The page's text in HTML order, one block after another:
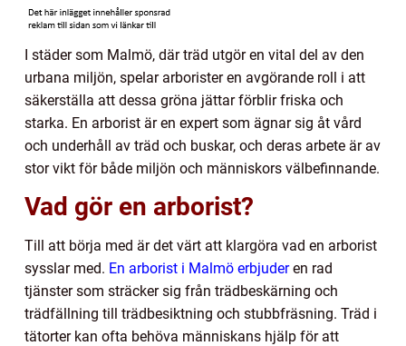
I städer som Malmö, där träd utgör en vital del av den
urbana miljön, spelar arborister en avgörande roll i att
säkerställa att dessa gröna jättar förblir friska och
starka. En arborist är en expert som ägnar sig åt vård
och underhåll av träd och buskar, och deras arbete är av
stor vikt för både miljön och människors välbefinnande.
Vad gör en arborist?
Till att börja med är det värt att klargöra vad en arborist
sysslar med. En arborist i Malmö erbjuderen rad
tjänster som sträcker sig från trädbeskärning och
trädfällning till trädbesiktning och stubbfräsning. Träd i
tätorter kan ofta behöva människans hjälp för att